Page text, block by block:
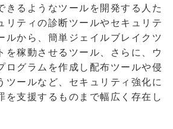
きるようなツールを開発する人た
リティの診断ツールやセキュリテ
ルから、簡単ジェイルブレイクツ
を稼動させるツール、さらに、ウ
ログラムを作成し配布ツールや侵
ツールなど、セキュリティ強化に
を支援するものまで幅広く存在し